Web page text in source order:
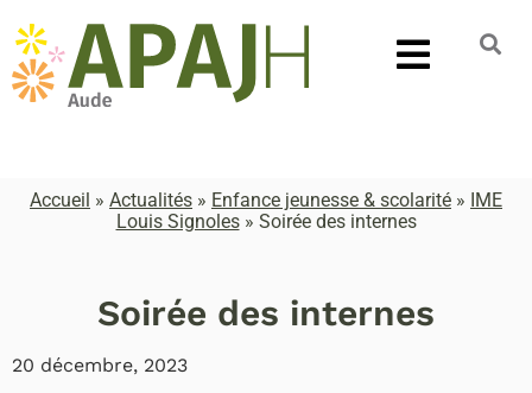
Accueil » Actualités » Enfance jeunesse & scolarité » IME
Louis Signoles» Soirée des internes
Soirée des internes
20 décembre, 2023